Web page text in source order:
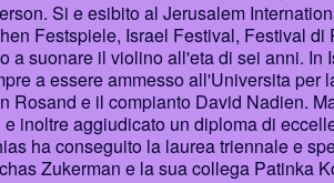
Si e esibito al Jerusalem
Festspiele, Israel Festival, Festival
a suonare il violino all'eta di sei anni.
a essere ammesso all'Universita
Rosand e il compianto David Nadien.
inoltre aggiudicato un diploma di
ha conseguito la laurea triennale e
Zukerman e la sua collega Patinka